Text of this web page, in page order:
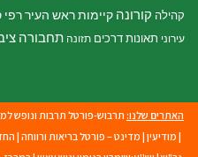
קהילה קורונה קיימותראש העיר רפי
עירוני תאונות דרכים תזונה תחבורה
האתרים שלנו: תרבוש-פורטל תרבות ונופש
| מודיעין | מדינט – פורטל בריאות ורווחה |